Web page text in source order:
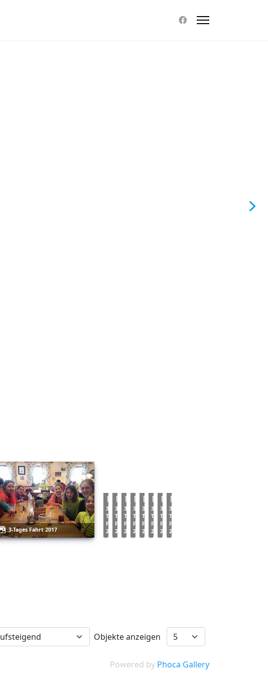
3-Tages Fahrt 2017
3-
Tages
Fahrt
2017
3-
Tages
Fahrt
2017
3-
Tages
Fahrt
2017
3-
Tages
Fahrt
2017
3-
Tages
Fahrt
2017
3-
Tages
Fahrt
2017
3-
Tages
Fahrt
2017
3-
Tages
Fahrt
2017
Objekte anzeigen
Powered by Phoca Gallery